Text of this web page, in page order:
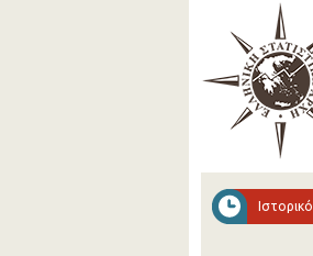
Ιστορικό